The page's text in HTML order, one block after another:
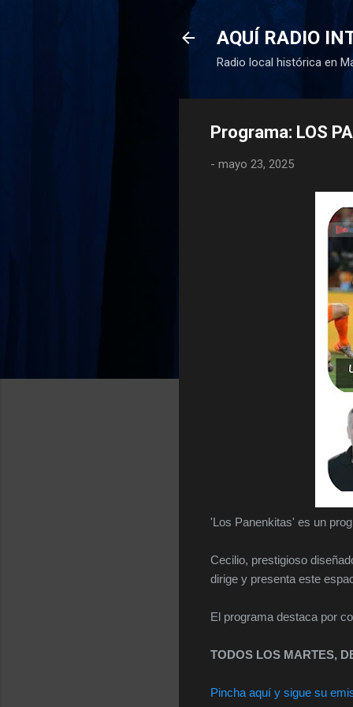
AQUÍ RADIO
Radio local histórica en
Programa: LOS
- mayo 23, 2025
'Los Panenkitas' es un
Cecilio, prestigioso
dirige y presenta este
El programa destaca por
TODOS LOS MARTES,
Pincha aquí y sigue su